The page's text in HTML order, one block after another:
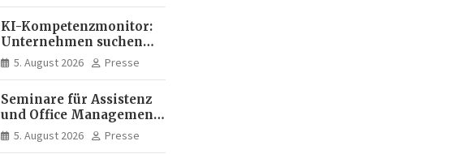
KI-Kompetenzmonitor:
Unternehmen suchen
zwei Drittel mehr KI-
Experten
5. August 2026 Presse
Seminare für Assistenz
und Office Management:
So finden Sie die
passende Weiterbildung
5. August 2026 Presse